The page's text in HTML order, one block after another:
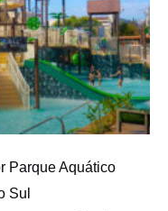
Parque Aquático
Sul